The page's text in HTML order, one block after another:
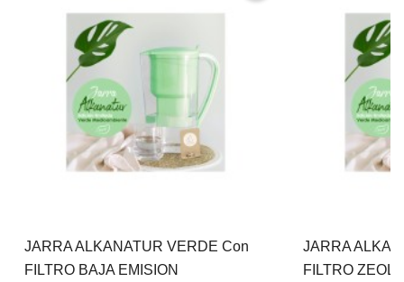
JARRA ALKANATUR VERDE Con
FILTRO BAJA EMISION
JARRA
FILTRO